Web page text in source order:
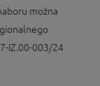
można
IZ.00-003/24